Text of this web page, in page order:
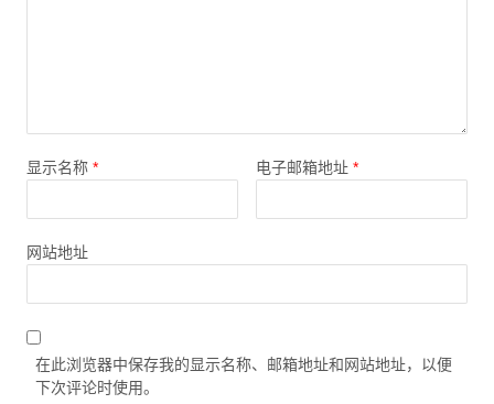
显示名称 * 电子邮箱地址 *
网站地址
在此浏览器中保存我的显示名称、邮箱地址和网站地址，以便
下次评论时使用。